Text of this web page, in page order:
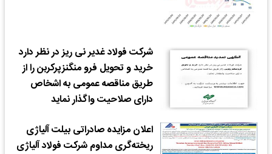
شرکت فولاد غدیر نی ریز در نظر دارد
خرید و تحویل فرو منگنزپرکربن را از
طریق مناقصه عمومی به اشخاص
دارای صلاحیت واگذار نماید
اعلان مزایده صادراتی بیلت آلیاژی
ریخته‌گری مداوم شرکت فولاد آلیاژی